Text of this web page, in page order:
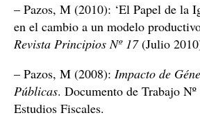
– Pazos, M (2010): ‘El Papel de la
en el cambio a un modelo
Revista Principios Nº 17(Julio
– Pazos, M (2008): Impacto de
Públicas. Documento de Trabajo
Estudios Fiscales.